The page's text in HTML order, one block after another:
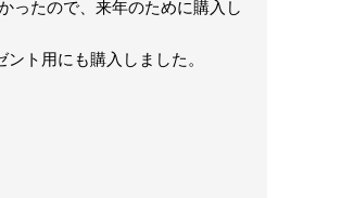
ったので、来年のために購入し
ト用にも購入しました。